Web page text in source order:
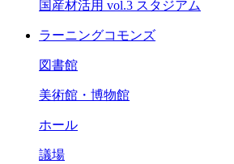
国産材活用 vol.3 スタジアム
ラーニングコモンズ
図書館
美術館・博物館
ホール
議場